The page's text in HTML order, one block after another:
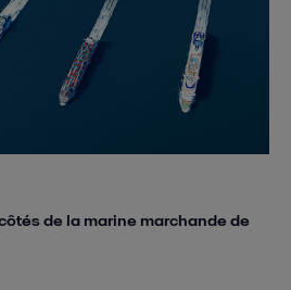
de la marine marchande de